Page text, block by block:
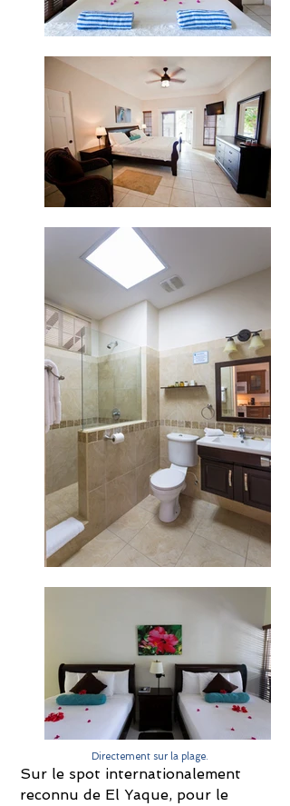
Directement sur la plage.
Sur le spot internationalement
reconnu de El Yaque, pour le